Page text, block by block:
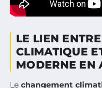
LE LIEN
CLIMATIQUE
MODERNE EN
Le changement